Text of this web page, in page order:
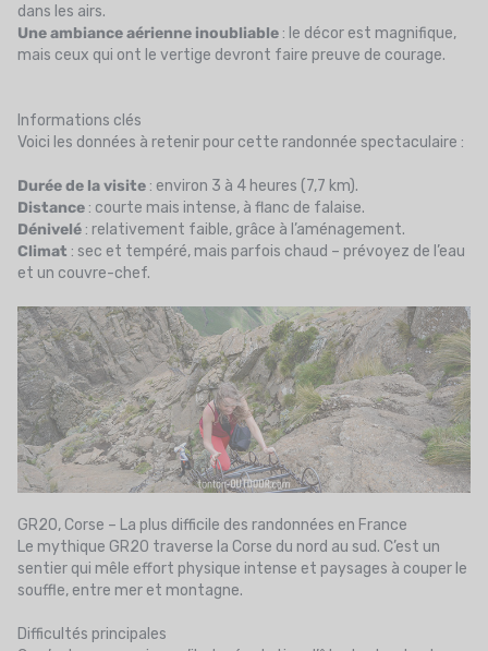
dans les airs.
Une ambiance aérienne inoubliable : le décor est magnifique,
mais ceux qui ont le vertige devront faire preuve de courage.
Informations clés
Voici les données à retenir pour cette randonnée spectaculaire :
Durée de la visite : environ 3 à 4 heures (7,7 km).
Distance : courte mais intense, à flanc de falaise.
Dénivelé : relativement faible, grâce à l’aménagement.
Climat : sec et tempéré, mais parfois chaud – prévoyez de l’eau
et un couvre-chef.
GR20, Corse – La plus difficile des randonnées en France
Le mythique GR20 traverse la Corse du nord au sud. C’est un
sentier qui mêle effort physique intense et paysages à couper le
souffle, entre mer et montagne.
Difficultés principales